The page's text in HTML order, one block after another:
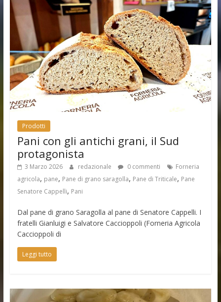
Prodotti
Pani con gli antichi grani, il Sud
protagonista
3 Marzo 2026 redazionale 0 commenti
Forneria
agricola, pane, Pane di grano saragolla, Pane di Triticale, Pane
Senatore Cappelli, Pani
Dal pane di grano Saragolla al pane di Senatore Cappelli. I
fratelli Gianluigi e Salvatore Caccioppoli (Forneria Agricola
Caccioppoli di
Leggi tutto